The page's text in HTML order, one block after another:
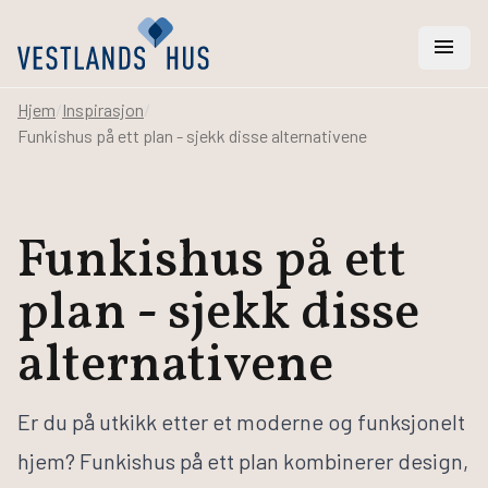
menu
Hus
Hytter
Rehabilitering
Arkitekt- og ingeniørtjenester
Svanemerket hus
Bygge hus
Hjem Inspirasjon
Funkishus på ett plan - sjekk disse alternativene
Funkishus på ett
plan - sjekk disse
alternativene
Er du på utkikk etter et moderne og funksjonelt
hjem? Funkishus på ett plan kombinerer design,